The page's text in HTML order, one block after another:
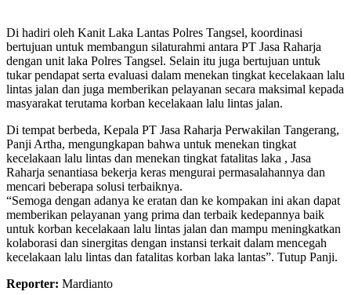
Di hadiri oleh Kanit Laka Lantas Polres Tangsel, koordinasi
bertujuan untuk membangun silaturahmi antara PT Jasa Raharja
dengan unit laka Polres Tangsel. Selain itu juga bertujuan untuk
tukar pendapat serta evaluasi dalam menekan tingkat kecelakaan lalu
lintas jalan dan juga memberikan pelayanan secara maksimal kepada
masyarakat terutama korban kecelakaan lalu lintas jalan.
Di tempat berbeda, Kepala PT Jasa Raharja Perwakilan Tangerang,
Panji Artha, mengungkapan bahwa untuk menekan tingkat
kecelakaan lalu lintas dan menekan tingkat fatalitas laka , Jasa
Raharja senantiasa bekerja keras mengurai permasalahannya dan
mencari beberapa solusi terbaiknya.
“Semoga dengan adanya ke eratan dan ke kompakan ini akan dapat
memberikan pelayanan yang prima dan terbaik kedepannya baik
untuk korban kecelakaan lalu lintas jalan dan mampu meningkatkan
kolaborasi dan sinergitas dengan instansi terkait dalam mencegah
kecelakaan lalu lintas dan fatalitas korban laka lantas”. Tutup Panji.
Reporter: Mardianto